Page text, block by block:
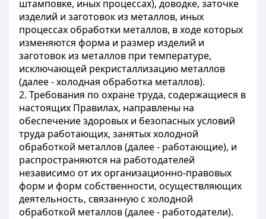
штамповке, иных процессах), доводке, заточке
изделий и заготовок из металлов, иных
процессах обработки металлов, в ходе которых
изменяются форма и размер изделий и
заготовок из металлов при температуре,
исключающей рекристаллизацию металлов
(далее - холодная обработка металлов).
2. Требования по охране труда, содержащиеся в
настоящих Правилах, направлены на
обеспечение здоровых и безопасных условий
труда работающих, занятых холодной
обработкой металлов (далее - работающие), и
распространяются на работодателей
независимо от их организационно-правовых
форм и форм собственности, осуществляющих
деятельность, связанную с холодной
обработкой металлов (далее - работодатели).